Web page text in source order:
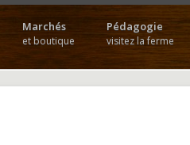
Marchés
et boutique
Pédagogie
visitez la ferme